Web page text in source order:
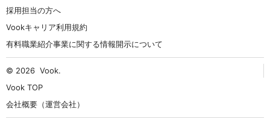
採用担当の方へ
Vookキャリア利用規約
有料職業紹介事業に関する情報開示について
© 2026 Vook.
Vook TOP
会社概要（運営会社）